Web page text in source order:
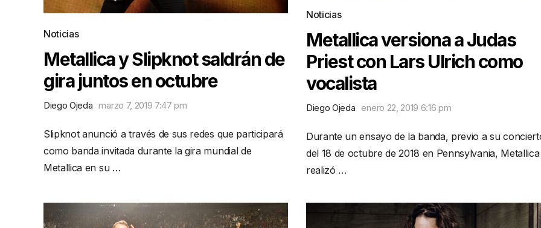
Noticias
Metallica y Slipknot saldrán de
gira juntos en octubre
Diego Ojeda marzo 7, 2019 7:47 pm
Slipknot anunció a través de sus redes que participará
como banda invitada durante la gira mundial de
Metallica en su …
Noticias
Metallica versiona a Judas
Priest con Lars Ulrich como
vocalista
Diego Ojeda enero 22, 2019 6:16 pm
Durante un ensayo de la banda, previo a su
del 18 de octubre de 2018 en Pennsylvania, Metallica
realizó …